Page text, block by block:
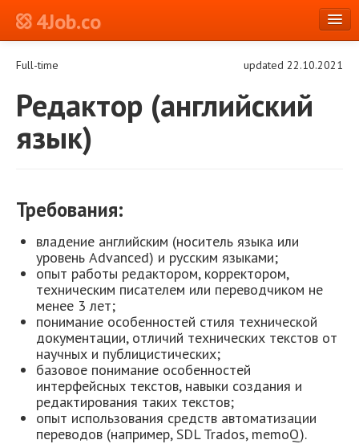
4Job.co
Full-time updated 22.10.2021
Редактор (английский
язык)
Требования:
владение английским (носитель языка или
уровень Advanced) и русским языками;
опыт работы редактором, корректором,
техническим писателем или переводчиком не
менее 3 лет;
понимание особенностей стиля технической
документации, отличий технических текстов от
научных и публицистических;
базовое понимание особенностей
интерфейсных текстов, навыки создания и
редактирования таких текстов;
опыт использования средств автоматизации
переводов (например, SDL Trados, memoQ).